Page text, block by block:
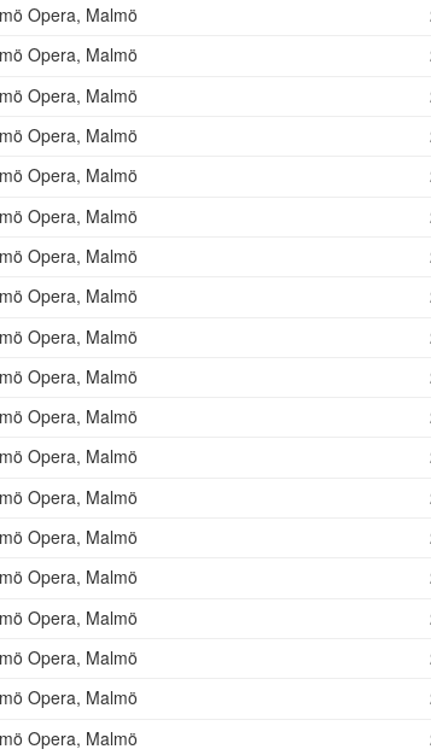
Opera, Malmö
Opera, Malmö
Opera, Malmö
Opera, Malmö
Opera, Malmö
Opera, Malmö
Opera, Malmö
Opera, Malmö
Opera, Malmö
Opera, Malmö
Opera, Malmö
Opera, Malmö
Opera, Malmö
Opera, Malmö
Opera, Malmö
Opera, Malmö
Opera, Malmö
Opera, Malmö
Opera, Malmö